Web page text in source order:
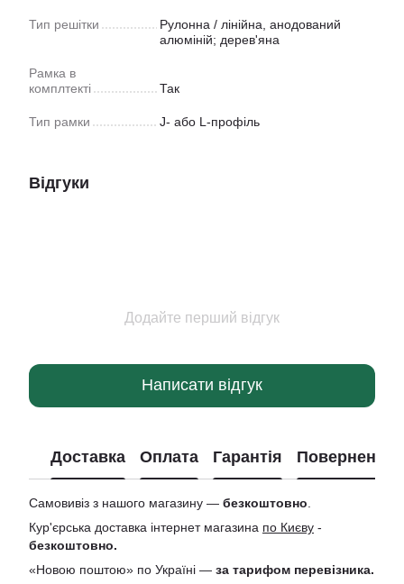
Тип решітки
Рулонна / лінійна, анодований
алюміній; дерев'яна
Рамка в
комплтекті
Так
Тип рамки J- або L-профіль
Відгуки
Додайте перший відгук
Написати відгук
Доставка Оплата Гарантія Повернення
Самовивіз з нашого магазину — безкоштовно
Кур'єрська доставка інтернет магазина по Києву -
безкоштовно.
«Новою поштою» по Україні — за тарифом перевізника.